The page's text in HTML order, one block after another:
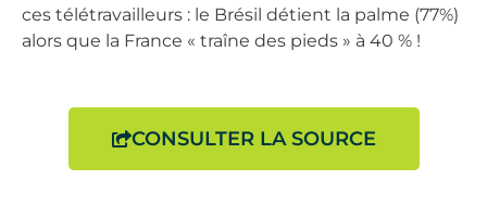
ces télétravailleurs : le Brésil détient la palme (77%)
alors que la France « traîne des pieds » à 40 % !
CONSULTER LA SOURCE